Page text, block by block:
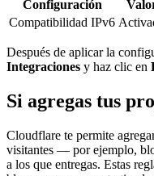
Configuración
Compatibilidad IPv6
Después de aplicar la
Integraciones y haz clic en
Si agregas tus
Cloudflare te permite
visitantes — por ejemplo,
a los que entregas. Estas